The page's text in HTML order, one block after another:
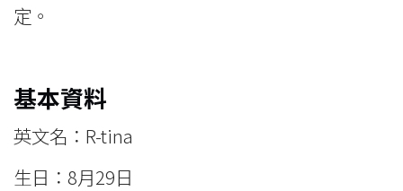
定。
基本資料
英文名：R-tina
生日：8月29日